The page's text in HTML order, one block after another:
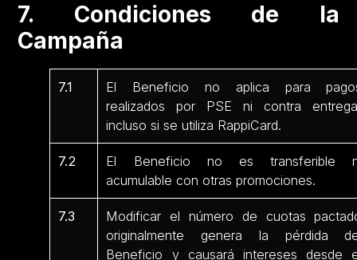
7. Condiciones de la
Campaña
7.1
El Beneficio no aplica para
realizados por PSE ni contra
incluso si se utiliza RappiCard.
7.2
El Beneficio no es transferible
acumulable con otras promociones.
7.3
Modificar el número de cuotas
originalmente genera la pérdida
Beneficio y causará intereses desde